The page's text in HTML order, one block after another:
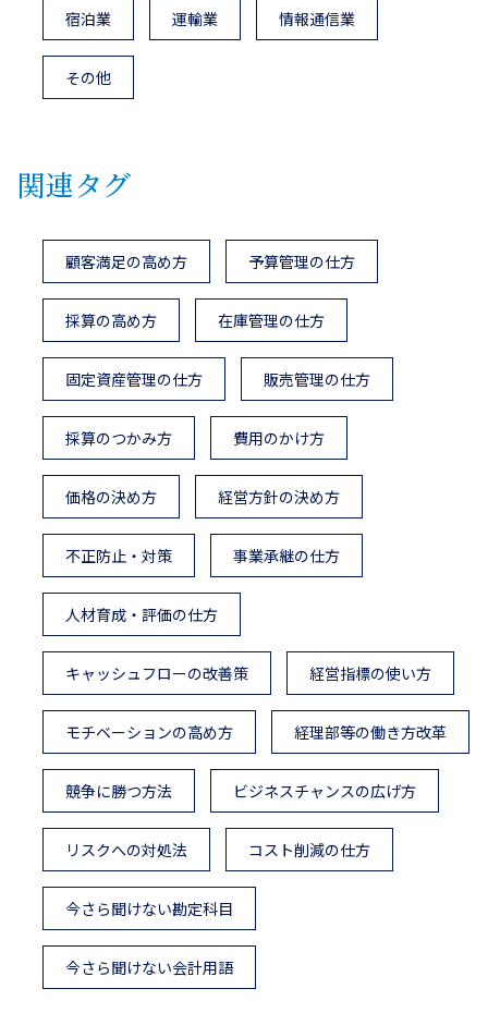
宿泊業 運輸業 情報通信業
その他
関連タグ
顧客満足の高め方 予算管理の仕方
採算の高め方 在庫管理の仕方
固定資産管理の仕方 販売管理の仕方
採算のつかみ方 費用のかけ方
価格の決め方 経営方針の決め方
不正防止・対策 事業承継の仕方
人材育成・評価の仕方
キャッシュフローの改善策 経営指標の使い方
モチベーションの高め方 経理部等の働き方改革
競争に勝つ方法 ビジネスチャンスの広げ方
リスクへの対処法 コスト削減の仕方
今さら聞けない勘定科目
今さら聞けない会計用語